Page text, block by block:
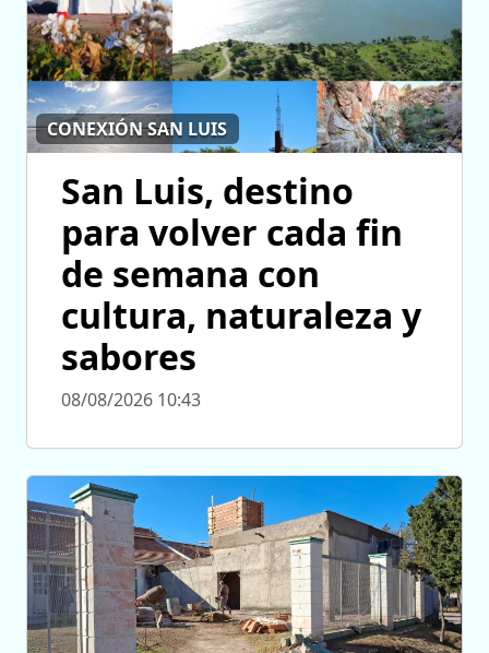
CONEXIÓN SAN LUIS
San Luis, destino
para volver cada fin
de semana con
cultura, naturaleza y
sabores
08/08/2026 10:43